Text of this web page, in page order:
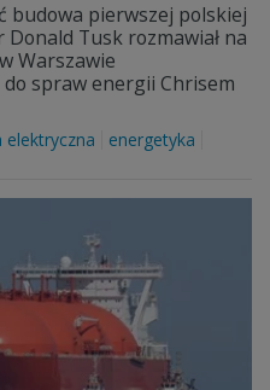
budowa pierwszej polskiej
Tusk rozmawiał na
Warszawie
spraw energii Chrisem
elektryczna
energetyka